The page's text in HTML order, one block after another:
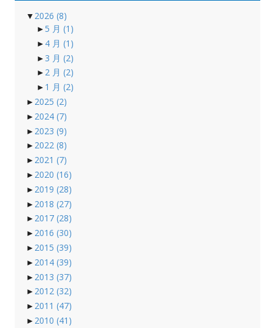
▼ 2026 (8)
► 5 月 (1)
► 4 月 (1)
► 3 月 (2)
► 2 月 (2)
► 1 月 (2)
► 2025 (2)
► 2024 (7)
► 2023 (9)
► 2022 (8)
► 2021 (7)
► 2020 (16)
► 2019 (28)
► 2018 (27)
► 2017 (28)
► 2016 (30)
► 2015 (39)
► 2014 (39)
► 2013 (37)
► 2012 (32)
► 2011 (47)
► 2010 (41)